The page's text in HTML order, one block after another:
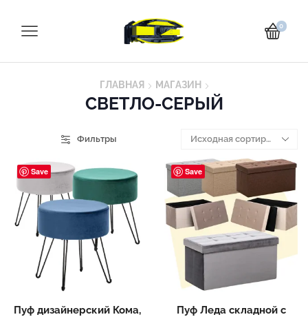
0
ГЛАВНАЯ МАГАЗИН
СВЕТЛО-СЕРЫЙ
Фильтры
Save
Пуф дизайнерский Кома,
Save
Пуф Леда складной с